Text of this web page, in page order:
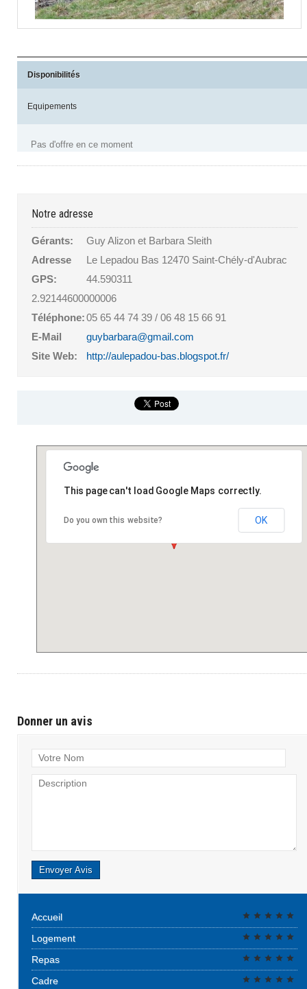
Disponibilités
Equipements
Pas d'offre en ce moment
Notre adresse
Gérants:
Guy Alizon et Barbara Sleith
Adresse
Le Lepadou Bas 12470 Saint-Chély-d'Aubrac
GPS:
44.590311
2.92144600000006
Téléphone:05 65 44 74 39 / 06 48 15 66 91
E-Mail
guybarbara@gmail.com
Site Web:
http://aulepadou-bas.blogspot.fr/
This page can't load Google Maps correctly.
Do you own this website? OK
Donner un avis
Votre Nom
Description
Envoyer Avis
Accueil
Logement
Repas
Cadre